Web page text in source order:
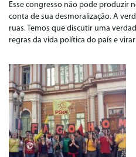
Esse congresso não pode produzir
conta de sua desmoralização. A
ruas. Temos que discutir uma
regras da vida política do país e